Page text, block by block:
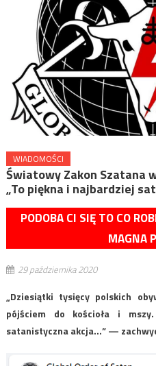
WIADOMOŚCI
Światowy Zakon Szatana
„To piękna i najbardziej
PODOBA CI SIĘ TO CO
MAGNA
29 października 2020
„Dziesiątki tysięcy polskich
pójściem do kościoła i
satanistyczna akcja…” —